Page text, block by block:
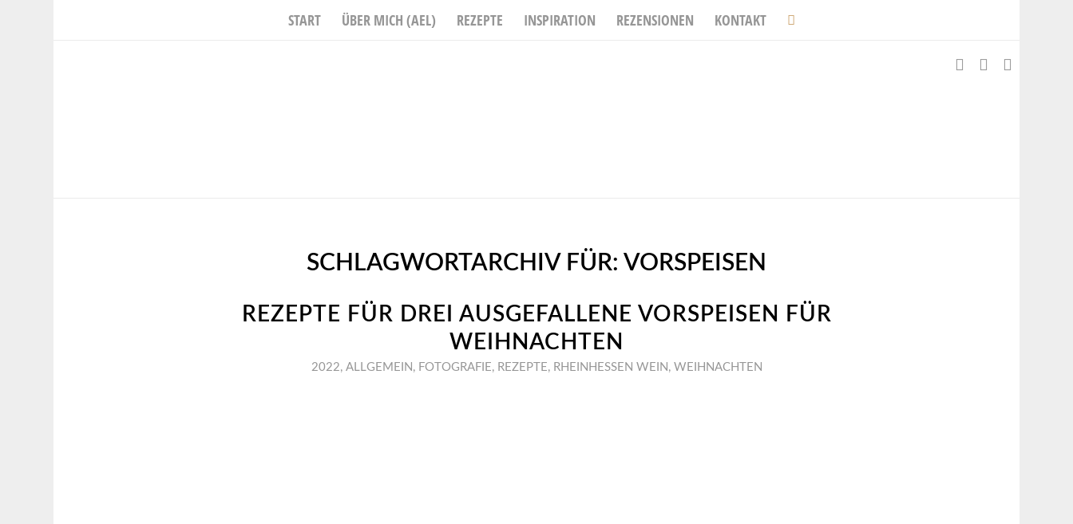
START ÜBER MICH (AEL) REZEPTE INSPIRATION REZENSIONEN KONTAKT
SCHLAGWORTARCHIV FÜR: VORSPEISEN
REZEPTE FÜR DREI AUSGEFALLENE VORSPEISEN FÜR
WEIHNACHTEN
2022, ALLGEMEIN , FOTOGRAFIE, REZEPTE, RHEINHESSEN WEIN , WEIHNACHTEN